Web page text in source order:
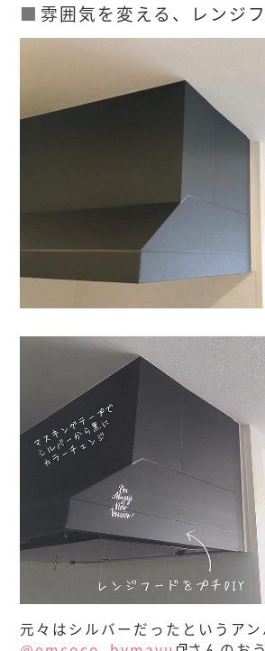
雰囲気を変える、レンジ
元々はシルバーだったというアン